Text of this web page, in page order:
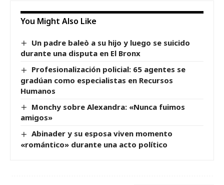
You Might Also Like
Un padre baleò a su hijo y luego se suicido
durante una disputa en El Bronx
Profesionalización policial: 65 agentes se
gradúan como especialistas en Recursos
Humanos
Monchy sobre Alexandra: «Nunca fuimos
amigos»
Abinader y su esposa viven momento
«romántico» durante una acto político